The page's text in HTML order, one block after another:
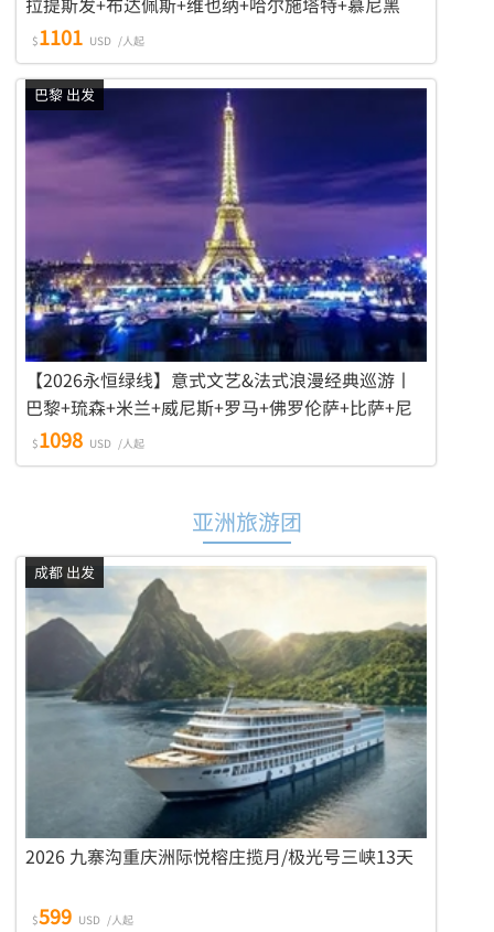
+瓦杜兹+苏黎世 9天8晚游
$1101 USD /人起
巴黎 出发
【2026永恒绿线】意式文艺&法式浪漫经典巡游丨
巴黎+琉森+米兰+威尼斯+罗马+佛罗伦萨+比萨+尼
斯 9天8晚游
$1098 USD /人起
亚洲旅游团
成都 出发
2026 九寨沟重庆洲际悦榕庄揽月/极光号三峡13天
$599 USD /人起